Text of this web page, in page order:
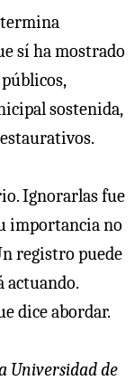
termina
sí ha mostrado
sostenida,
Ignorarlas fue
importancia no
registro puede
actuando.
dice abordar.
Universidad de